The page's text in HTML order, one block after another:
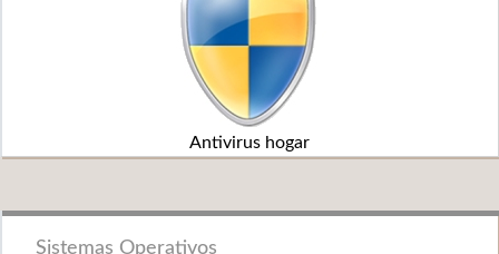
Antivirus hogar
Sistemas Operativos